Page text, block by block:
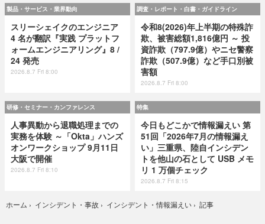
製品・サービス・業界動向
スリーシェイクのエンジニア
4 名が翻訳『実践 プラットフ
ォームエンジニアリング』8 /
24 発売
2026.8.7 Fri 8:00
調査・レポート・白書・ガイドライン
令和8(2026)年上半期の特殊詐
欺、被害総額1,816億円 ～ 投
資詐欺（797.9億）やニセ警察
詐欺（507.9億）など手口別被
害額
2026.8.7 Fri 8:00
研修・セミナー・カンファレンス
人事異動から退職処理までの
実務を体験 ～「Okta」ハンズ
オンワークショップ 9月11日
大阪で開催
2026.8.7 Fri 8:10
特集
今日もどこかで情報漏えい 第
51回「2026年7月の情報漏え
い」三重県、陸自インシデン
トを他山の石として USB メモ
リ 1 万個チェック
2026.8.7 Fri 8:15
ホーム › インシデント・事故 › インシデント・情報漏えい › 記事